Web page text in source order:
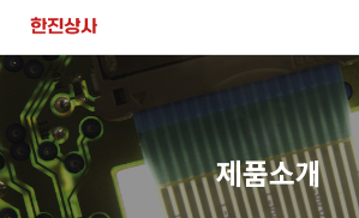
제품소개